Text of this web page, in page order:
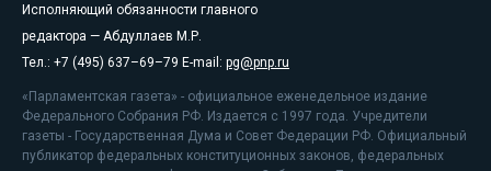
Исполняющий обязанности главного
редактора — Абдуллаев М.Р.
Тел.: +7 (495) 637–69–79 E-mail: pg@pnp.ru
«Парламентская газета» - официальное еженедельное издание
Федерального Собрания РФ. Издается с 1997 года. Учредители
газеты - Государственная Дума и Совет Федерации РФ. Официальный
публикатор федеральных конституционных законов, федеральных